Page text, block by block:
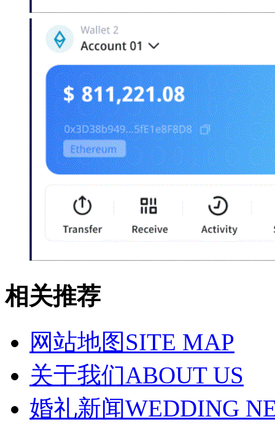
相关推荐
网站地图SITE MAP
关于我们ABOUT US
婚礼新闻WEDDING